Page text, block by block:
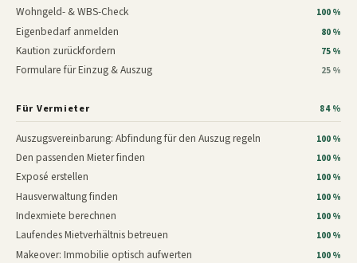
Wohngeld- & WBS-Check 100 %
Eigenbedarf anmelden 80 %
Kaution zurückfordern 75 %
Formulare für Einzug & Auszug 25 %
Für Vermieter 84 %
Auszugsvereinbarung: Abfindung für den Auszug regeln 100 %
Den passenden Mieter finden 100 %
Exposé erstellen 100 %
Hausverwaltung finden 100 %
Indexmiete berechnen 100 %
Laufendes Mietverhältnis betreuen 100 %
Makeover: Immobilie optisch aufwerten 100 %